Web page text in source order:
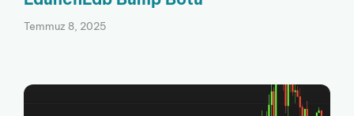
Temmuz 8, 2025